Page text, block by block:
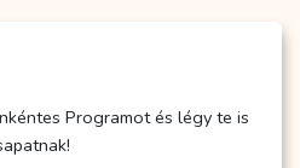
Programot és légy te is